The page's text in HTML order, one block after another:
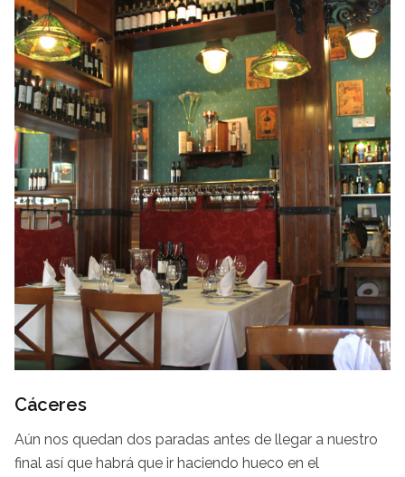
Cáceres
Aún nos quedan dos paradas antes de llegar a nuestro
final así que habrá que ir haciendo hueco en el